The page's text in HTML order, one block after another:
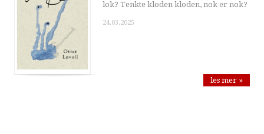
lok? Tenkte kloden kloden, nok er nok?
24.03.2025
les mer »